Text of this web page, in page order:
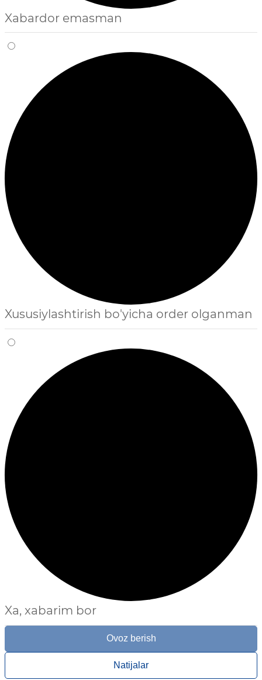
Xabardor emasman
Xususiylashtirish bo'yicha order olganman
Xa, xabarim bor
Ovoz berish
Natijalar